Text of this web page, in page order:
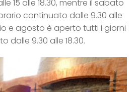
15 alle 18.30, mentre il sabato
continuato dalle 9.30 alle
e agosto è aperto tutti i giorni
dalle 9.30 alle 18.30.